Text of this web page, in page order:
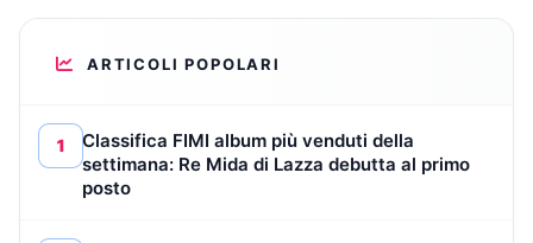
ARTICOLI POPOLARI
1
Classifica FIMI album più venduti della
settimana: Re Mida di Lazza debutta al primo
posto